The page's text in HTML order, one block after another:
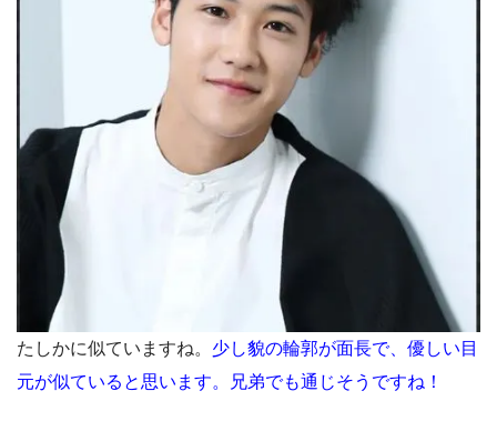
たしかに似ていますね。 少し貌の輪郭が面長で、優しい目
元が似ていると思います。兄弟でも通じそうですね！